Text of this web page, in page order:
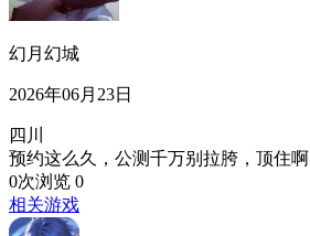
幻月幻城
2026年06月23日
四川
预约这么久，公测千万别拉胯，顶住啊
0次浏览 0
相关游戏